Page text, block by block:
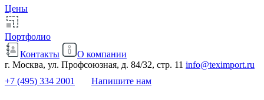
Цены
Портфолио
Контакты
О компании
г. Москва, ул. Профсоюзная, д. 84/32, стр. 11 info@teximport.ru
+7 (495) 334 2001
Напишите нам